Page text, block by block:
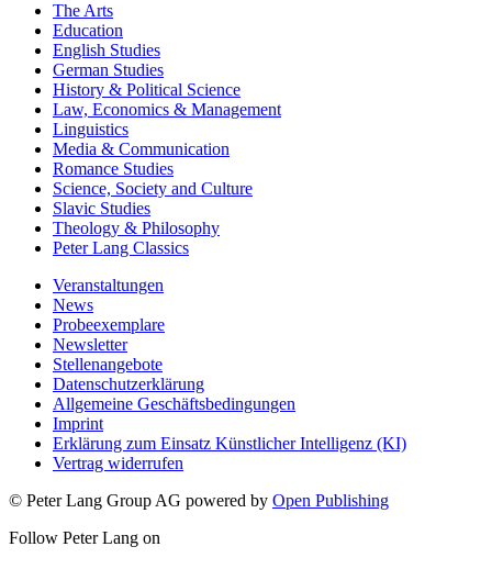
The Arts
Education
English Studies
German Studies
History & Political Science
Law, Economics & Management
Linguistics
Media & Communication
Romance Studies
Science, Society and Culture
Slavic Studies
Theology & Philosophy
Peter Lang Classics
Veranstaltungen
News
Probeexemplare
Newsletter
Stellenangebote
Datenschutzerklärung
Allgemeine Geschäftsbedingungen
Imprint
Erklärung zum Einsatz Künstlicher Intelligenz (KI)
Vertrag widerrufen
© Peter Lang Group AG powered by Open Publishing
Follow Peter Lang on